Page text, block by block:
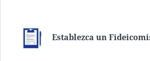
Establezca un